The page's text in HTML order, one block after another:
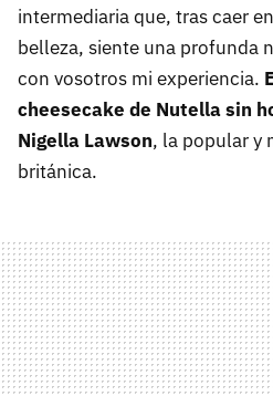
intermediaria que, tras caer
belleza, siente una profunda
con vosotros mi experiencia.
cheesecake de Nutella sin
Nigella Lawson, la popular y
británica.